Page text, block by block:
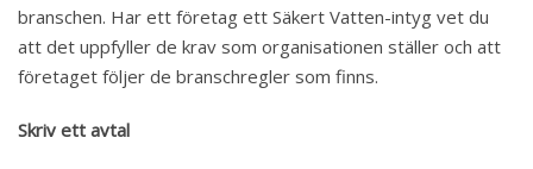
branschen. Har ett företag ett Säkert Vatten-intyg vet du
att det uppfyller de krav som organisationen ställer och att
företaget följer de branschregler som finns.
Skriv ett avtal